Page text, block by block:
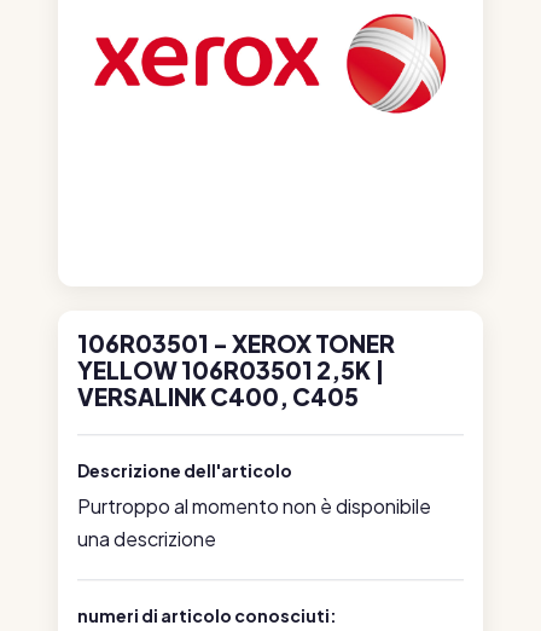
106R03501 - XEROX TONER
YELLOW 106R03501 2,5K |
VERSALINK C400, C405
Descrizione dell'articolo
Purtroppo al momento non è disponibile
una descrizione
numeri di articolo conosciuti: